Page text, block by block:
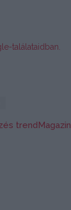
találataidban.
trendMagazin